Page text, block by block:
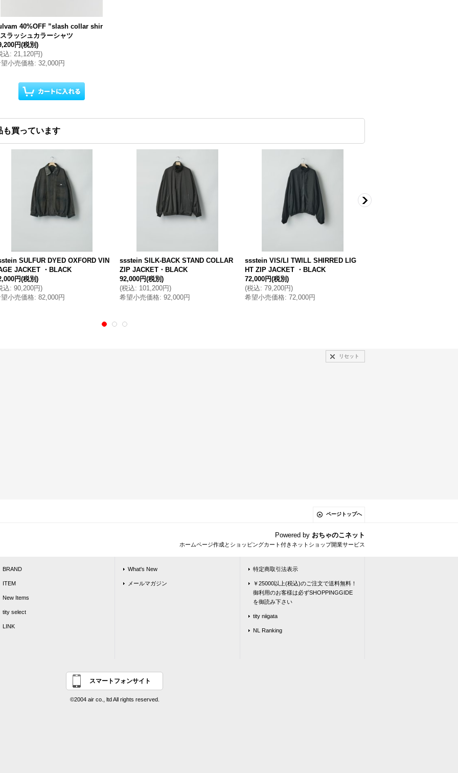
40%OFF ”slash collar shir
ラッシュカラーシャツ
円(税別)
込: 21,120円)
小売価格: 32,000円
も買っています
SULFUR DYED OXFORD VIN
JACKET ・BLACK
円(税別)
込: 90,200円)
小売価格: 82,000円
ssstein SILK-BACK STAND COLLAR
ZIP JACKET・BLACK
92,000円(税別)
(税込: 101,200円)
希望小売価格: 92,000円
ssstein VIS/LI TWILL SHIRRED LIG
HT ZIP JACKET ・BLACK
72,000円(税別)
(税込: 79,200円)
希望小売価格: 72,000円
リセット
ページトップへ
Powered by おちゃのこネット
ホームページ作成とショッピングカート付きネットショップ開業サービス
BRAND
ITEM
New Items
tity select
LINK
What's New
メールマガジン
特定商取引法表示
￥25000以上(税込)のご注文で送料無料！
御利用のお客様は必ずSHOPPINGGIDE
を御読み下さい
tity niigata
NL Ranking
スマートフォンサイト
©2004 air co., ltd All rights reserved.